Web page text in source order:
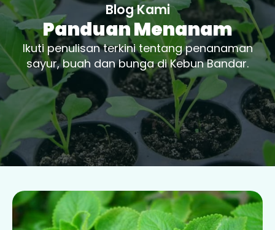
Blog Kami
Panduan Menanam
Ikuti penulisan terkini tentang penanaman
sayur, buah dan bunga di Kebun Bandar.